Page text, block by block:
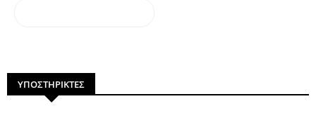
ΥΠΟΣΤΗΡΙΚΤΕΣ